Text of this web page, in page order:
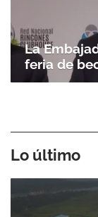
La
feria de
Lo último